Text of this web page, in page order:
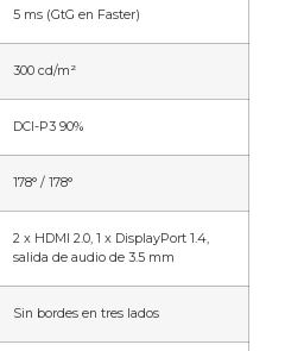
5 ms (GtG en Faster)
300 cd/m²
DCI-P3 90%
178° / 178°
2 x HDMI 2.0, 1 x DisplayPort 1.4,
salida de audio de 3.5 mm
Sin bordes en tres lados